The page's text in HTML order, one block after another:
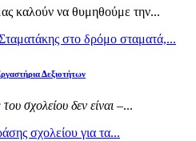
καλούν να θυμηθούμε την...
στο δρόμο σταματά,...
Δεξιοτήτων
σχολείου δεν είναι –...
σχολείου για τα...